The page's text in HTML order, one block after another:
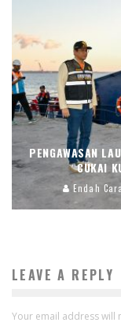
PENGAWASAN
CUKAI
Endah
LEAVE A REPLY
Your email address will